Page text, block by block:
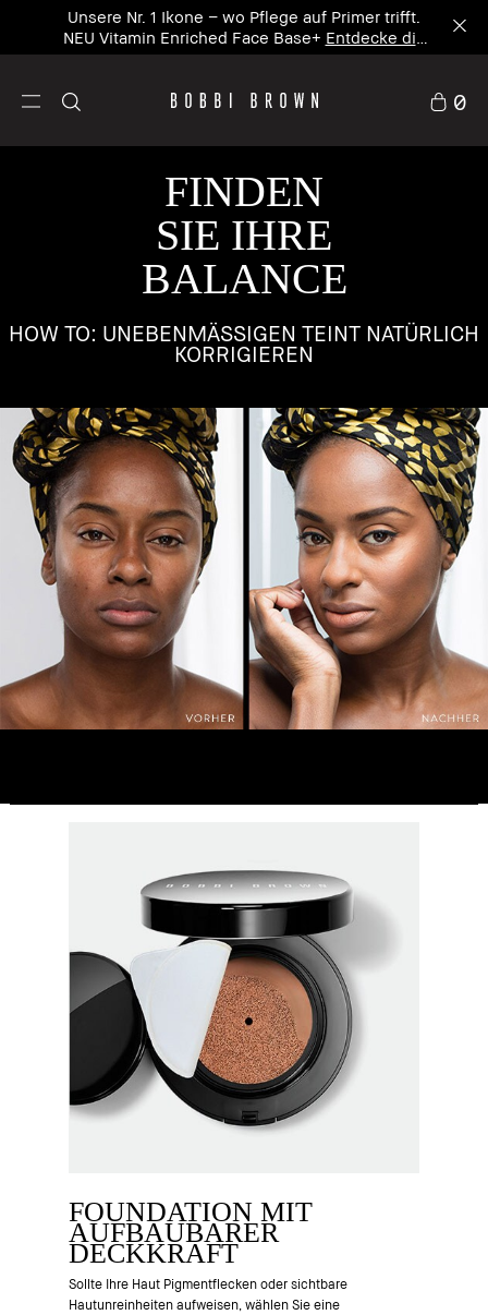
In 5 Minuten zusammengestellt – personalisiere
dein Sommer-Kit mit 20% Rabatt² Jetzt
personalisieren
0
FINDEN
SIE IHRE
BALANCE
HOW TO: UNEBENMÄSSIGEN TEINT NATÜRLICH K
ORRIGIEREN
FOUNDATION MIT
AUFBAUBARER
DECKKRAFT
Sollte Ihre Haut Pigmentflecken oder sichtbare
Hautunreinheiten aufweisen, wählen Sie eine